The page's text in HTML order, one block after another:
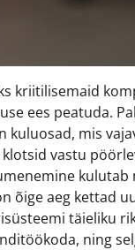
kriitilisemaid
ees peatuda.
kuluosad, mis
vastu
õige aeg kettad
täieliku
ning